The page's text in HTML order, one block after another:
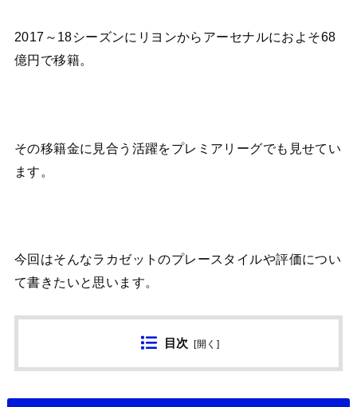
2017～18シーズンにリヨンからアーセナルにおよそ68
億円で移籍。
その移籍金に見合う活躍をプレミアリーグでも見せてい
ます。
今回はそんなラカゼットのプレースタイルや評価につい
て書きたいと思います。
目次 [開く ]